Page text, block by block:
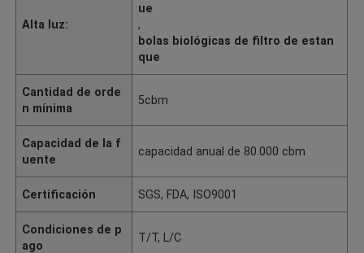
Alta luz:
ue
,
bolas biológicas de filtro de estan
que
Cantidad de orde
n mínima
5cbm
Capacidad de la f
uente
capacidad anual de 80.000 cbm
Certificación SGS, FDA, ISO9001
Condiciones de p
ago
T/T, L/C